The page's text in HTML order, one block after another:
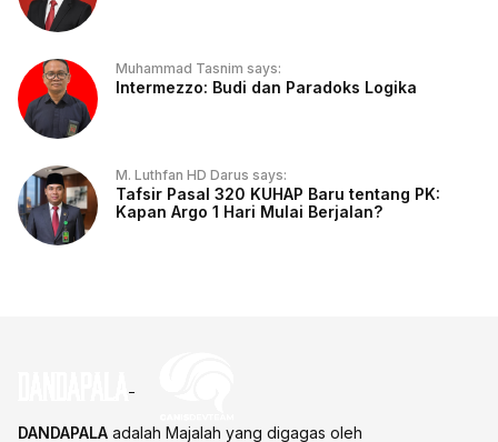
Muhammad Tasnim says:
Intermezzo: Budi dan Paradoks Logika
M. Luthfan HD Darus says:
Tafsir Pasal 320 KUHAP Baru tentang PK:
Kapan Argo 1 Hari Mulai Berjalan?
DANDAPALA adalah Majalah yang digagas oleh